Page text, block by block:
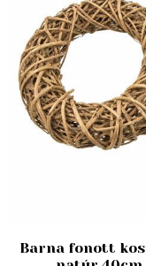
Barna fonott